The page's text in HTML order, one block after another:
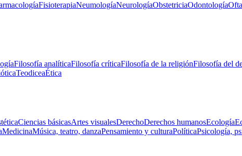
FisioterapiaNeumologíaNeurologíaObstetriciaOdontología
Filosofía analíticaFilosofía críticaFilosofía de la religiónFilosofía del
TeodiceaÉtica
Ciencias básicasArtes visualesDerechoDerechos humanosEcología
MedicinaMúsica, teatro, danzaPensamiento y culturaPolíticaPsicología,